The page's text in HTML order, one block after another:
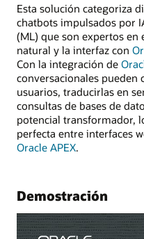
Esta solución categoriza
chatbots impulsados por
(ML) que son expertos
natural y la interfaz con
Con la integración de
conversacionales pueden
usuarios, traducirlas en
consultas de bases de
potencial transformador,
perfecta entre interfaces
Oracle APEX.
Demostración